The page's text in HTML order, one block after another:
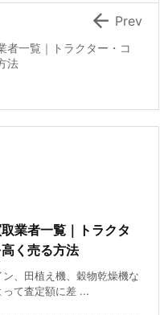
者一覧｜トラクター・コ
法
 Prev
業者一覧｜トラクタ
く売る方法
ン、田植え機、穀物乾燥機な
って査定額に差 ...